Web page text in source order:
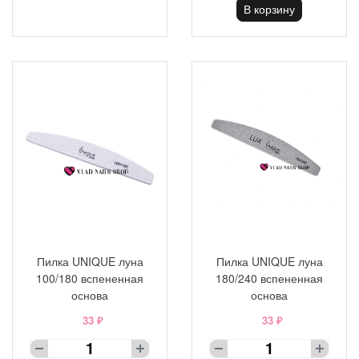
В корзину
Пилка UNIQUE луна
100/180 вспененная
основа
33 ₽
Пилка UNIQUE луна
180/240 вспененная
основа
33 ₽